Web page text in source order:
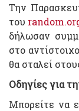
Την
του
δήλωσαν
στο
θα σταλεί
Οδηγίες για
Μπορείτε να